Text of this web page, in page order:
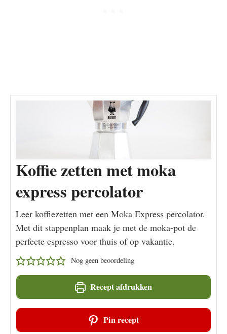
Koffie zetten met moka
express percolator
Leer koffiezetten met een Moka Express percolator.
Met dit stappenplan maak je met de moka-pot de
perfecte espresso voor thuis of op vakantie.
Nog geen beoordeling
Recept afdrukken
Pin recept